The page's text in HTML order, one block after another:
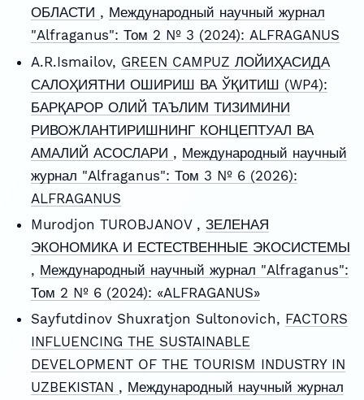
ОБЛАСТИ , Международный научный журнал
"Alfraganus": Том 2 № 3 (2024): ALFRAGANUS
A.R.Ismailov, GREEN CAMPUZ ЛОЙИҲАСИДА
САЛОҲИЯТНИ ОШИРИШ ВА ЎҚИТИШ (WP4):
БАРҚАРОР ОЛИЙ ТАЪЛИМ ТИЗИМИНИ
РИВОЖЛАНТИРИШНИНГ КОНЦЕПТУАЛ ВА
АМАЛИЙ АСОСЛАРИ , Международный научный
журнал "Alfraganus": Том 3 № 6 (2026):
ALFRAGANUS
Murodjon TUROBJANOV , ЗЕЛЕНАЯ
ЭКОНОМИКА И ЕСТЕСТВЕННЫЕ ЭКОСИСТЕМЫ
, Международный научный журнал "Alfraganus":
Том 2 № 6 (2024): «ALFRAGANUS»
Sayfutdinov Shuxratjon Sultonovich, FACTORS
INFLUENCING THE SUSTAINABLE
DEVELOPMENT OF THE TOURISM INDUSTRY IN
UZBEKISTAN , Международный научный журнал